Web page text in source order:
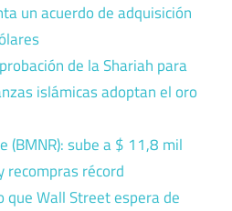
un acuerdo de adquisición
de la Shariah para
islámicas adoptan el oro
(BMNR): sube a $ 11,8 mil
recompras récord
que Wall Street espera de